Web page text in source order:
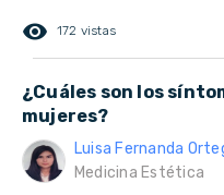
remove_red_eye 172 vistas
¿Cuáles son los
mujeres?
Luisa Fernanda
Medicina Estética